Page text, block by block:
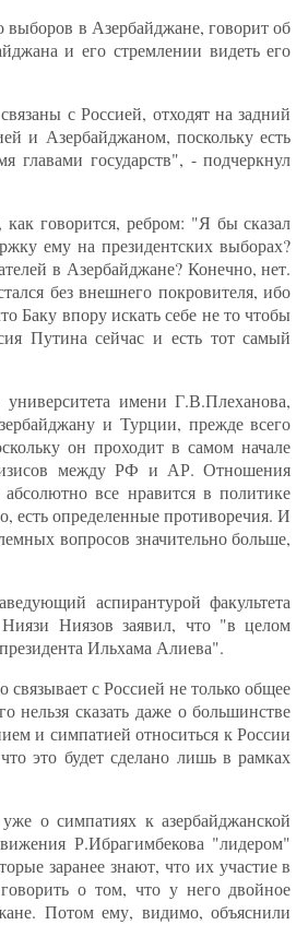
выборов в Азербайджане, говорит об
и его стремлении видеть его
с Россией, отходят на задний
и Азербайджаном, поскольку есть
главами государств", - подчеркнул
говорится, ребром: "Я бы сказал
ему на президентских выборах?
в Азербайджане? Конечно, нет.
без внешнего покровителя, ибо
Баку впору искать себе не то чтобы
Путина сейчас и есть тот самый
имени Г.В.Плеханова,
и Турции, прежде всего
он проходит в самом начале
между РФ и АР. Отношения
все нравится в политике
есть определенные противоречия. И
вопросов значительно больше,
аспирантурой факультета
Ниязи Ниязов заявил, что "в целом
Ильхама Алиева".
с Россией не только общее
нельзя сказать даже о большинстве
и симпатией относиться к России
это будет сделано лишь в рамках
о симпатиях к азербайджанской
Р.Ибрагимбекова "лидером"
заранее знают, что их участие в
о том, что у него двойное
Потом ему, видимо, объяснили